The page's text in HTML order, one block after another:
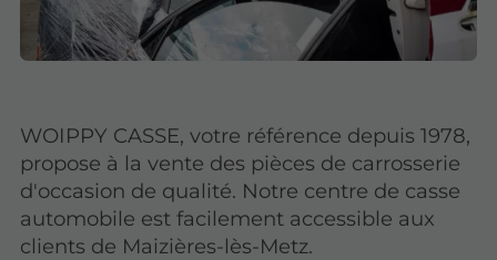
WOIPPY CASSE, votre référence depuis 1978,
propose à la vente des pièces de carrosserie
d'occasion de qualité. Notre centre de casse
automobile est facilement accessible aux
clients de Maizières-lès-Metz.